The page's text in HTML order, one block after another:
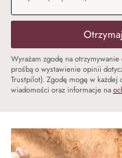
Wyrażam zgodę na
prośbą o wystawienie opinii
Trustpilot). Zgodę mogę w każdej
wiadomości oraz informacje na